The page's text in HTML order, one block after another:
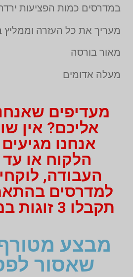
במדרסים כמות הפציעות
מעריך את כל העזרה וממליץ
מאור בורסה
מעלה אדומים
מעדיפים
אליכם? אין
אנחנו
הלקוח או
העבודה,
למדרסים
תקבלו 3 זוגות במחיר אחד!
מבצע
שאסור